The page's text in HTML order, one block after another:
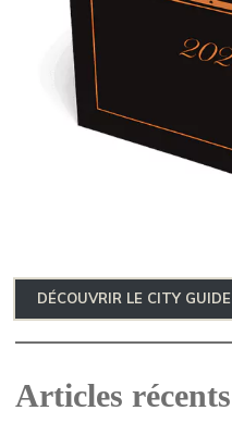
DÉCOUVRIR LE CITY GUIDE
Articles récents